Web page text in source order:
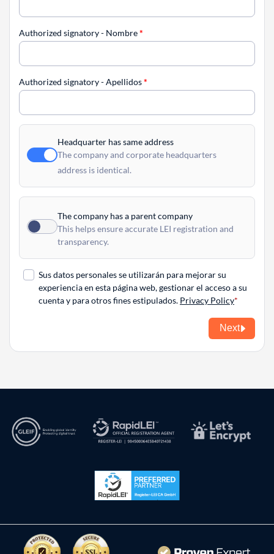
Authorized signatory - Nombre*
Authorized signatory - Apellidos*
Headquarter has same address
The company and corporate headquarters
address is identical.
The company has a parent company
This helps ensure accurate LEI registration and
transparency.
Sus datos personales se utilizarán para mejorar su
experiencia en esta página web, gestionar el acceso a su
cuenta y para otros fines estipulados. Privacy Policy
Next